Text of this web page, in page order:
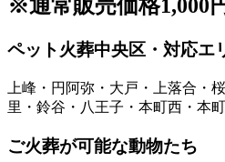
※通常販売価格1,000
ペット火葬中央区・対応エ
上峰・円阿弥・大戸・上落合・
里・鈴谷・八王子・本町西・本
ご火葬が可能な動物たち